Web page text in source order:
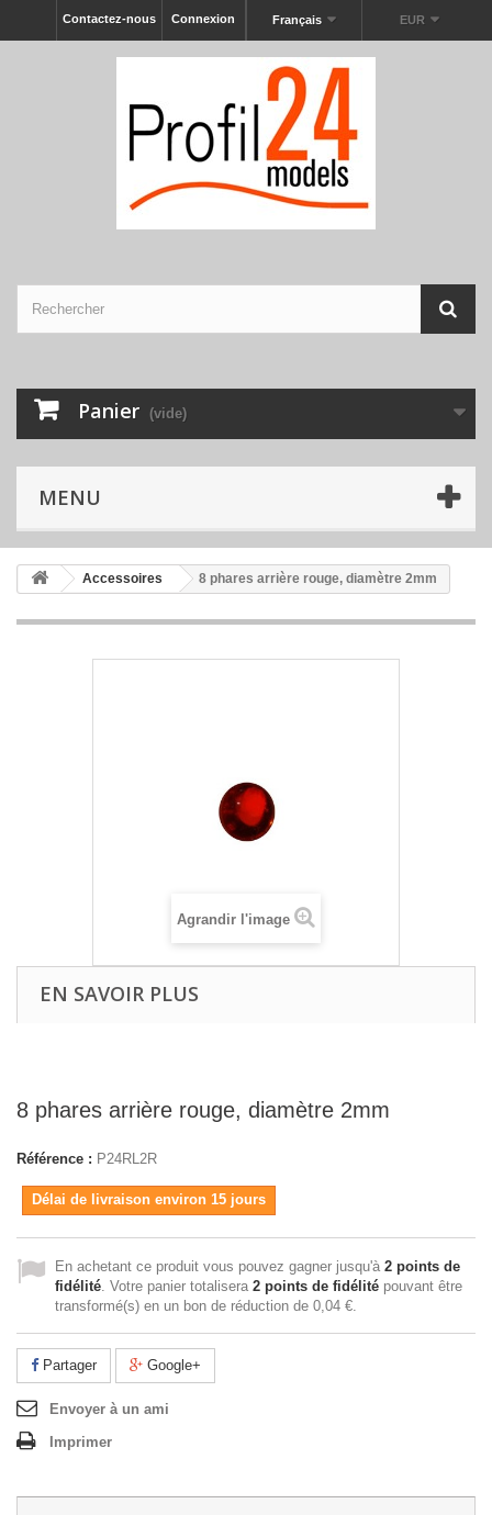
EUR
Français
Connexion
Contactez-nous
Panier (vide)
MENU
Accessoires 8 phares arrière rouge, diamètre 2mm
Agrandir l'image
EN SAVOIR PLUS
8 phares arrière rouge, diamètre 2mm
Référence : P24RL2R
Délai de livraison environ 15 jours
En achetant ce produit vous pouvez gagner jusqu'à 2 points de
fidélité. Votre panier totalisera 2 points de fidélité pouvant être
transformé(s) en un bon de réduction de 0,04 €.
Partager Google+
Envoyer à un ami
Imprimer